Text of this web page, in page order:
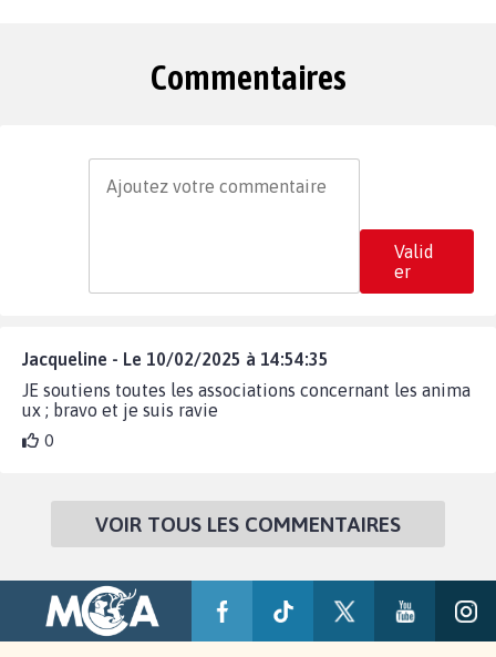
Commentaires
Valid
er
Jacqueline - Le 10/02/2025 à 14:54:35
JE soutiens toutes les associations concernant les anima
ux ; bravo et je suis ravie
0
VOIR TOUS LES COMMENTAIRES